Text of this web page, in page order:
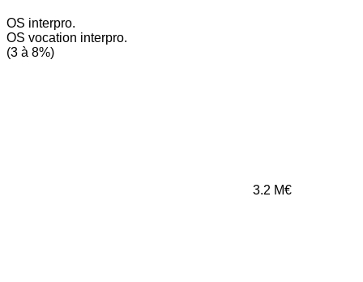
OS interpro.
OS vocation interpro.
(3 à 8%)
3.2 M€